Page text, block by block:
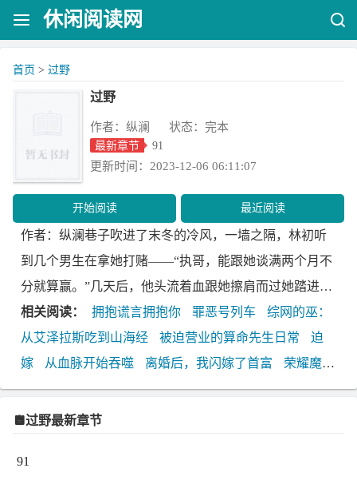
休闲阅读网
首页 > 过野
过野
作者：纵澜 状态：完本
最新章节 91
更新时间：2023-12-06 06:11:07
开始阅读 最近阅读
作者：纵澜巷子吹进了末冬的冷风，一墙之隔，林初听
到几个男生在拿她打赌——“执哥，能跟她谈满两个月不
分就算赢。”几天后，他头流着血跟她擦肩而过她踏进巷
子向他伸出了手，“请问，你身体有什么不适吗？”又几
天，游戏场所外，他喊住她。“喂，做我女朋友怎么
样？”林初考虑了几天。4月9号，她应了他。6月9号，高
考结束。两个月，是他的赌，亦是她的赌。在林初心
里，陈执想做的事会想法设法做到，随心所欲，却心思
这个野，你就是胜者。”*彼此救赎
相关阅读： 拥抱谎言拥抱你 罪恶号列车
综网的巫：
从艾泽拉斯吃到山海经
被迫营业的算命先生日常
迫
嫁
从血脉开始吞噬 离婚后，我闪嫁了首富
荣耀魔
徒
Kiss皇室甜心 和豪门大佬网恋后我红了
与权臣前
夫重生日常
诸天：我努力就能升级
过野最新章节
91